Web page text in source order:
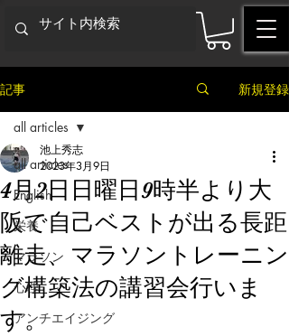
記事 新規登録
all articles
English
栄養
マラソン
心理
アンチエイジング
all articles
4月2日日曜日9時半より大
阪で自己ベストが出る長距
離走、マラソントレーニン
グ構築法の講習会行いま
す。
池上秀志
2023年3月9日